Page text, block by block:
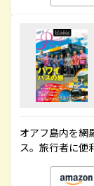
オアフ島内を網
ス。旅行者に便